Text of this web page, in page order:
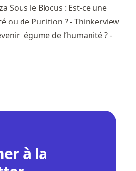
Sous le Blocus : Est-ce une
ou de Punition ? - Thinkerview
légume de l’humanité ? -
à la